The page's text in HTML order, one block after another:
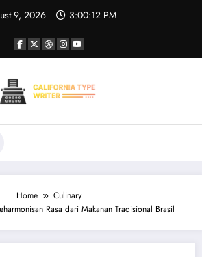
9, 2026 3:00:12 PM
Home
Culinary
Rasa dari Makanan Tradisional Brasil